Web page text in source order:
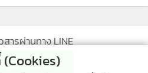
ารผ่านทาง LINE
(Cookies)